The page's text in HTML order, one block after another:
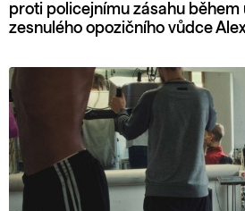
proti policejnímu zásahu
zesnulého opozičního vůdce